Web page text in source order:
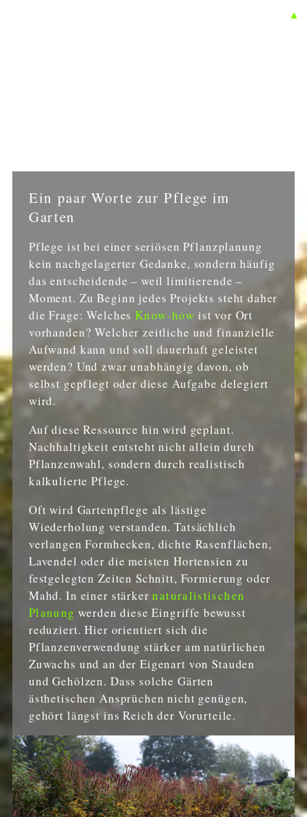
Ein paar Worte zur Pflege im
Garten
Pflege ist bei einer seriösen Pflanzplanung
kein nachgelagerter Gedanke, sondern häufig
das entscheidende – weil limitierende –
Moment. Zu Beginn jedes Projekts steht daher
die Frage: Welches Know-how ist vor Ort
vorhanden? Welcher zeitliche und finanzielle
Aufwand kann und soll dauerhaft geleistet
werden? Und zwar unabhängig davon, ob
selbst gepflegt oder diese Aufgabe delegiert
wird.
Auf diese Ressource hin wird geplant.
Nachhaltigkeit entsteht nicht allein durch
Pflanzenwahl, sondern durch realistisch
kalkulierte Pflege.
Oft wird Gartenpflege als lästige
Wiederholung verstanden. Tatsächlich
verlangen Formhecken, dichte Rasenflächen,
Lavendel oder die meisten Hortensien zu
festgelegten Zeiten Schnitt, Formierung oder
Mahd. In einer stärkernaturalistischen
Planung werden diese Eingriffe bewusst
reduziert. Hier orientiert sich die
Pflanzenverwendung stärker am natürlichen
Zuwachs und an der Eigenart von Stauden
und Gehölzen. Dass solche Gärten
ästhetischen Ansprüchen nicht genügen,
gehört längst ins Reich der Vorurteile.
▲